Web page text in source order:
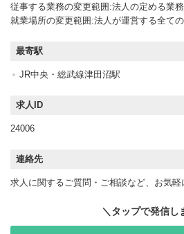
従事する業務の変更範囲:法人の定める業
就業場所の変更範囲:法人が運営する全て
最寄駅
JR中央・総武線津田沼駅
求人ID
24006
連絡先
求人に関するご質問・ご相談など、お気軽